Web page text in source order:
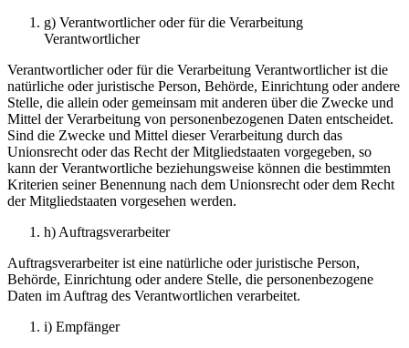
g) Verantwortlicher oder für die Verarbeitung
Verantwortlicher
Verantwortlicher oder für die Verarbeitung Verantwortlicher ist die
natürliche oder juristische Person, Behörde, Einrichtung oder andere
Stelle, die allein oder gemeinsam mit anderen über die Zwecke und
Mittel der Verarbeitung von personenbezogenen Daten entscheidet.
Sind die Zwecke und Mittel dieser Verarbeitung durch das
Unionsrecht oder das Recht der Mitgliedstaaten vorgegeben, so
kann der Verantwortliche beziehungsweise können die bestimmten
Kriterien seiner Benennung nach dem Unionsrecht oder dem Recht
der Mitgliedstaaten vorgesehen werden.
h) Auftragsverarbeiter
Auftragsverarbeiter ist eine natürliche oder juristische Person,
Behörde, Einrichtung oder andere Stelle, die personenbezogene
Daten im Auftrag des Verantwortlichen verarbeitet.
i) Empfänger